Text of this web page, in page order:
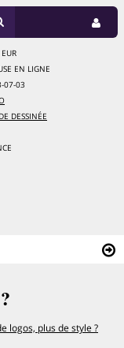
EN LIGNE
07-03
DESSINÉE
logos, plus de style ?